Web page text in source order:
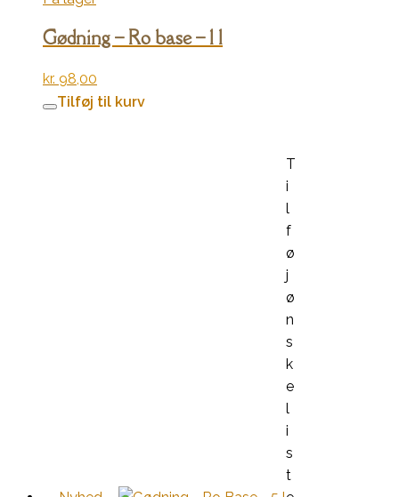
Gødning – Ro base – 1 l
kr. 98,00
Tilføj til kurv
T
i
l
f
ø
j
ø
n
s
k
e
l
i
s
t